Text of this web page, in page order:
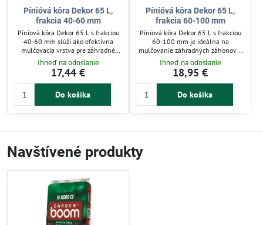
Pínióvá kôra Dekor 65 L,
frakcia 40-60 mm
Píníová kôra Dekor 65 L s frakciou
40-60 mm slúži ako efektívna
mulčovacia vrstva pre záhradné
úpravy. Reguluje vlhkosť pôdy a
zamedzuje rastu buriny. Vyrobená
výlučne z Pinus pinaster z
Galicijských hôr, bez prímesí,
zabezpečuje prirodzenú farbu a
ktorí chcú podporiť zdravý rast
Ihneď na odoslanie
17,44 €
Do košíka
Pínióvá kôra Dekor 65 L,
frakcia 60-100 mm
Píniová kôra Dekor 65 L s frakciou
60-100 mm je ideálna na
mulčovanie záhradných záhonov a
okrasných rastlín. Zadržiava
vlhkosť a znižuje rast buriny, čím
podporuje zdravý rast. Vyrobená z
čistej Pinus pinaster, bez prímesí, so
stálou farbou a štruktúrou. Vhodná
starostlivosť o pôdu.
Ihneď na odoslanie
18,95 €
Do košíka
Navštívené produkty